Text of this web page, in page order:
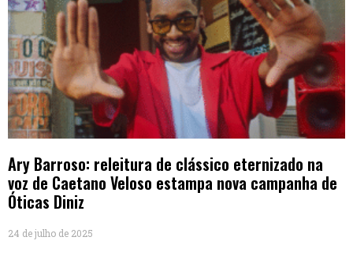
Ary Barroso: releitura de clássico eternizado na
voz de Caetano Veloso estampa nova campanha de
Óticas Diniz
24 de julho de 2025